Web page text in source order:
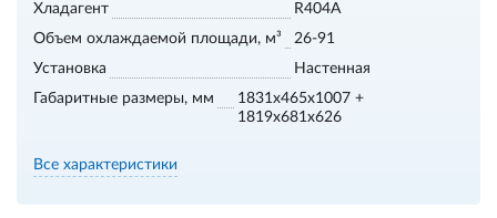
Хладагент
R404A
Объем охлаждаемой площади, м³
26-91
Установка
Настенная
Габаритные размеры, мм
1831x465x1007 +
1819x681x626
Все характеристики